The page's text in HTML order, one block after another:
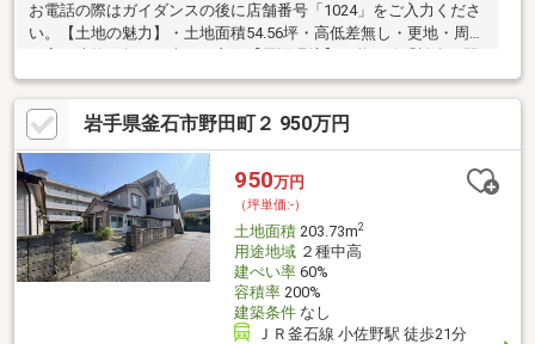
お電話の際はガイダンスの後に店舗番号「1024」をご入力くださ
い。【土地の魅力】・土地面積54.56坪・高低差無し・更地・周辺
に高い建物が無く日当たり良好【周辺環境】・釜石線「松倉」駅
まで徒歩7分・釜石市立甲子小学校まで徒歩10分・セブンイレブ
ン釜石甲子町店まで徒歩9分【お電話が苦手な方でも、安心なネッ
ト予約可能！他プランもご提案いたします】ネット上だと不安...
「プロ目線で見る、土地選びのポイント」を現地で体感しません
か。現地に足を運んでこそ感じられる安心と納得があります。
「来場予約」または「下部のカレンダー」より、簡単にネット予
約が可能です。
岩手県釜石市野田町２ 950万円
950万円
（坪単価:-）
土地面積203.73m2
用途地域２種中高
建ぺい率60%
容積率200%
建築条件なし
ＪＲ釜石線 小佐野駅 徒歩21分